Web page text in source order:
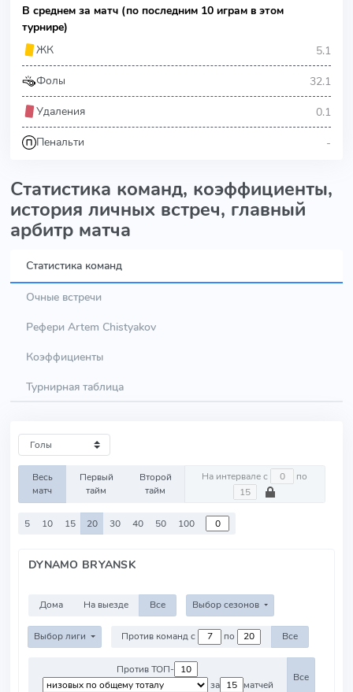
В среднем за матч (по последним 10 играм в этом
турнире)
ЖК
5.1
Фолы 32.1
Удаления 0.1
Пенальти -
Статистика команд, коэффициенты,
история личных встреч, главный
арбитр матча
Статистика команд
Очные встречи
Рефери Artem Chistyakov
Коэффициенты
Турнирная таблица
Весь
матч
Первый
тайм
Второй
тайм
На интервале с по
5 10 15 20 30 40 50 100
DYNAMO BRYANSK
Дома На выезде Все Выбор сезонов
Выбор лиги Против команд с по Все
Против ТОП-
за
матчей
Все